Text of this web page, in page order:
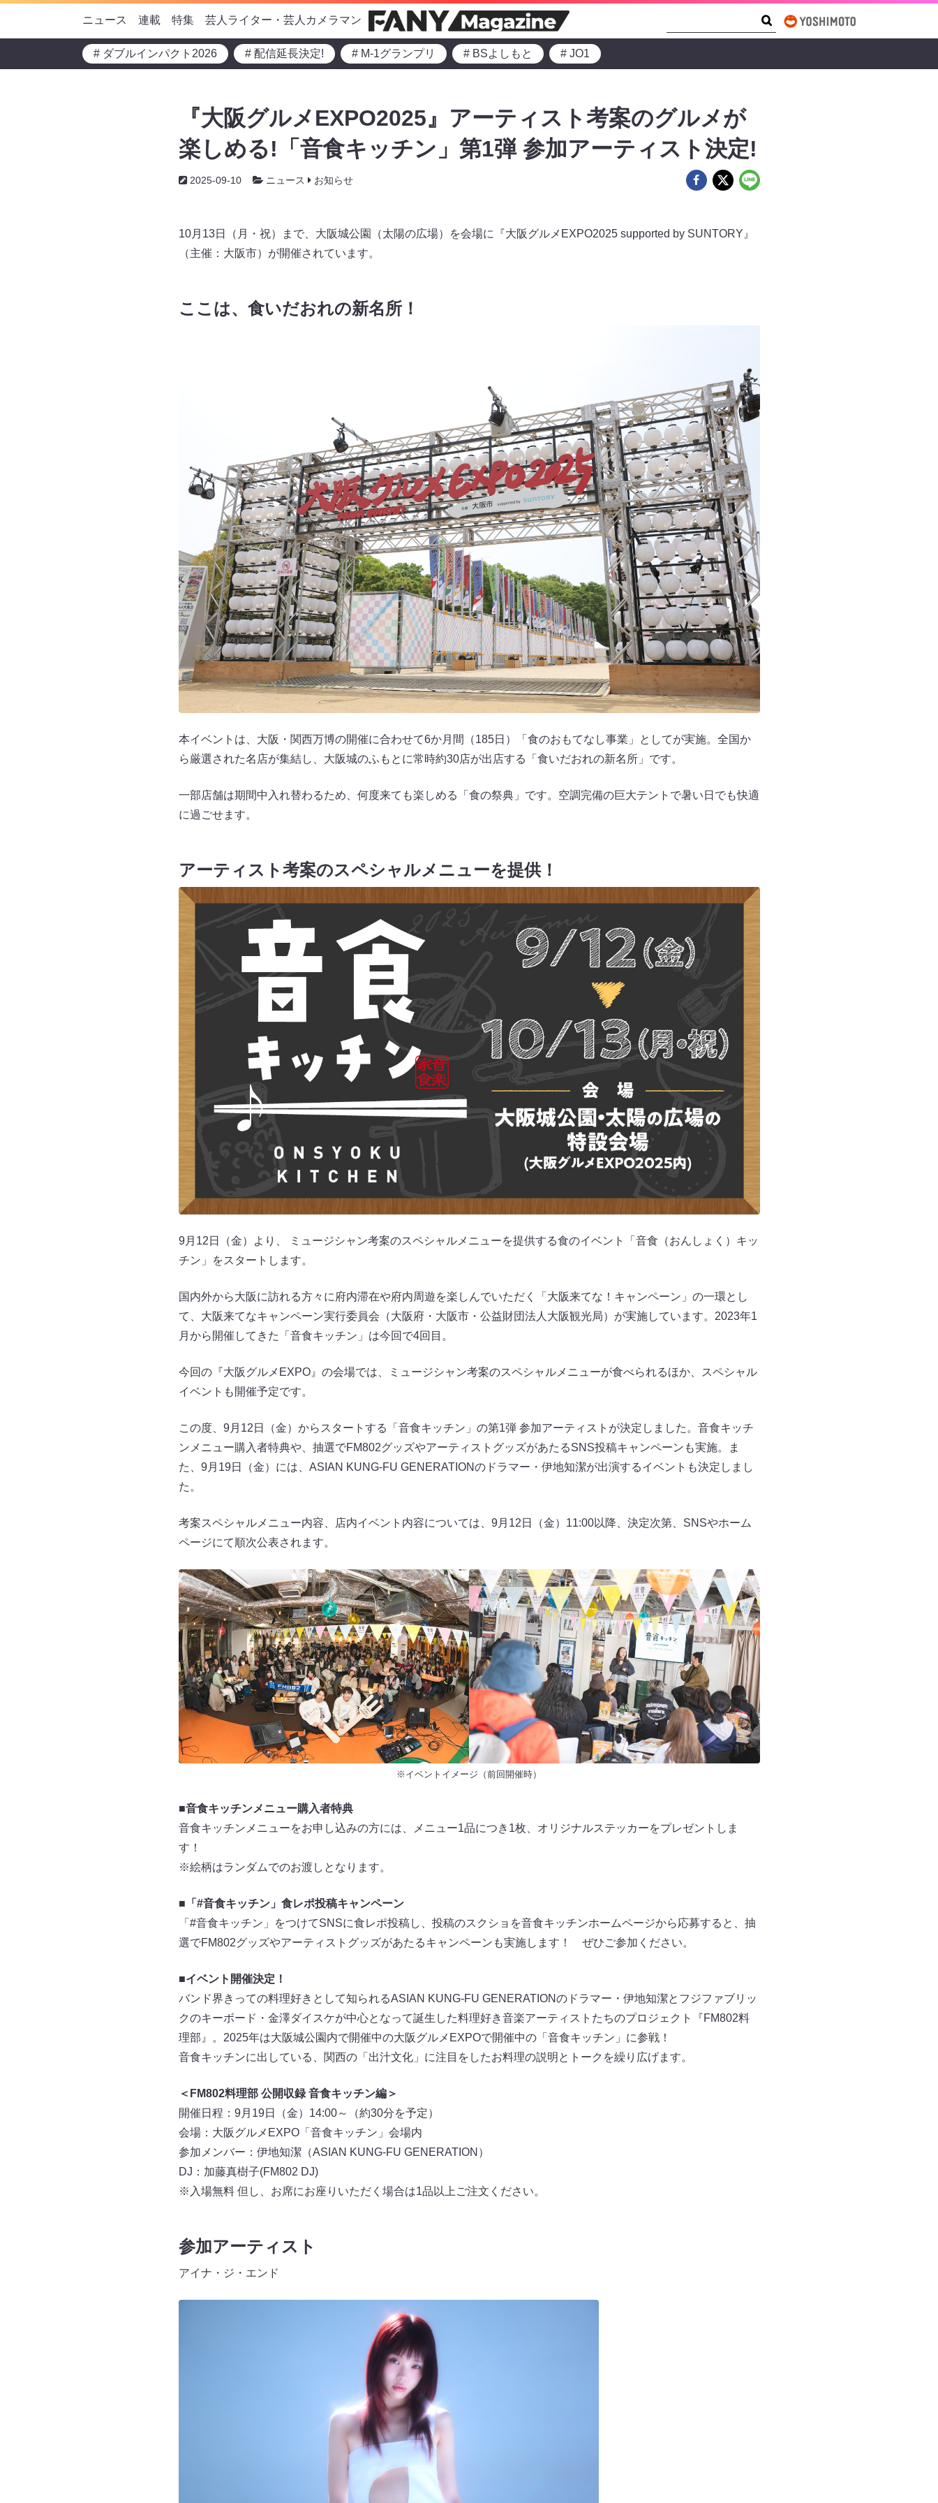
ニュース 連載 特集 芸人ライター・芸人カメラマン
# ダブルインパクト2026 # 配信延長決定! # M-1グランプリ # BSよしもと # JO1
『大阪グルメEXPO2025』アーティスト考案のグルメが
楽しめる!「音食キッチン」第1弾 参加アーティスト決定!
2025-09-10 ニュース お知らせ
10月13日（月・祝）まで、大阪城公園（太陽の広場）を会場に『大阪グルメEXPO2025 supported by SUNTORY』
（主催：大阪市）が開催されています。
ここは、食いだおれの新名所！
本イベントは、大阪・関西万博の開催に合わせて6か月間（185日）「食のおもてなし事業」としてが実施。全国か
ら厳選された名店が集結し、大阪城のふもとに常時約30店が出店する「食いだおれの新名所」です。
一部店舗は期間中入れ替わるため、何度来ても楽しめる「食の祭典」です。空調完備の巨大テントで暑い日でも快適
に過ごせます。
アーティスト考案のスペシャルメニューを提供！
9月12日（金）より、 ミュージシャン考案のスペシャルメニューを提供する食のイベント「音食（おんしょく）キッ
チン」をスタートします。
国内外から大阪に訪れる方々に府内滞在や府内周遊を楽しんでいただく「大阪来てな！キャンペーン」の一環とし
て、大阪来てなキャンペーン実行委員会（大阪府・大阪市・公益財団法人大阪観光局）が実施しています。2023年1
月から開催してきた「音食キッチン」は今回で4回目。
今回の『大阪グルメEXPO』の会場では、ミュージシャン考案のスペシャルメニューが食べられるほか、スペシャル
イベントも開催予定です。
この度、9月12日（金）からスタートする「音食キッチン」の第1弾 参加アーティストが決定しました。音食キッチ
ンメニュー購入者特典や、抽選でFM802グッズやアーティストグッズがあたるSNS投稿キャンペーンも実施。ま
た、9月19日（金）には、ASIAN KUNG-FU GENERATIONのドラマー・伊地知潔が出演するイベントも決定しまし
た。
考案スペシャルメニュー内容、店内イベント内容については、9月12日（金）11:00以降、決定次第、SNSやホーム
ページにて順次公表されます。
※イベントイメージ（前回開催時）
■音食キッチンメニュー購入者特典
音食キッチンメニューをお申し込みの方には、メニュー1品につき1枚、オリジナルステッカーをプレゼントしま
す！
※絵柄はランダムでのお渡しとなります。
■「#音食キッチン」食レポ投稿キャンペーン
「#音食キッチン」をつけてSNSに食レポ投稿し、投稿のスクショを音食キッチンホームページから応募すると、抽
選でFM802グッズやアーティストグッズがあたるキャンペーンも実施します！ ぜひご参加ください。
■イベント開催決定！
バンド界きっての料理好きとして知られるASIAN KUNG-FU GENERATIONのドラマー・伊地知潔とフジファブリッ
クのキーボード・金澤ダイスケが中心となって誕生した料理好き音楽アーティストたちのプロジェクト『FM802料
理部』。2025年は大阪城公園内で開催中の大阪グルメEXPOで開催中の「音食キッチン」に参戦！
音食キッチンに出している、関西の「出汁文化」に注目をしたお料理の説明とトークを繰り広げます。
＜FM802料理部 公開収録 音食キッチン編＞
開催日程：9月19日（金）14:00～（約30分を予定）
会場：大阪グルメEXPO「音食キッチン」会場内
参加メンバー：伊地知潔（ASIAN KUNG-FU GENERATION）
DJ：加藤真樹子(FM802 DJ)
※入場無料 但し、お席にお座りいただく場合は1品以上ご注文ください。
参加アーティスト
アイナ・ジ・エンド